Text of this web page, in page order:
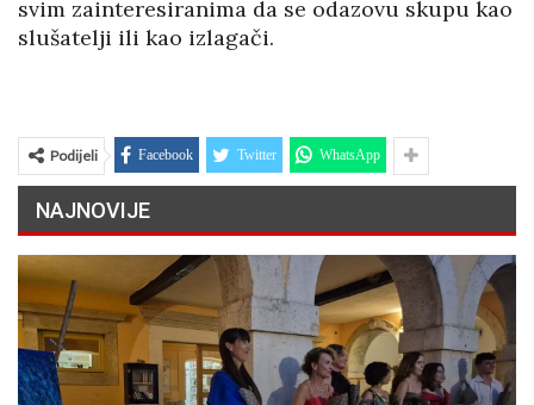
svim zainteresiranima da se odazovu skupu kao
slušatelji ili kao izlagači.
Podijeli Facebook Twitter WhatsApp
NAJNOVIJE